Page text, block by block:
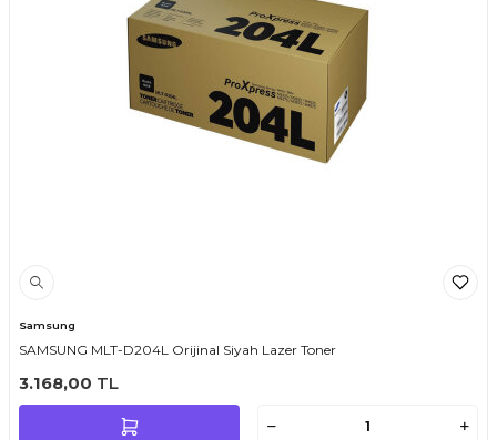
Samsung
SAMSUNG MLT-D204L Orijinal Siyah Lazer Toner
3.168,00 TL